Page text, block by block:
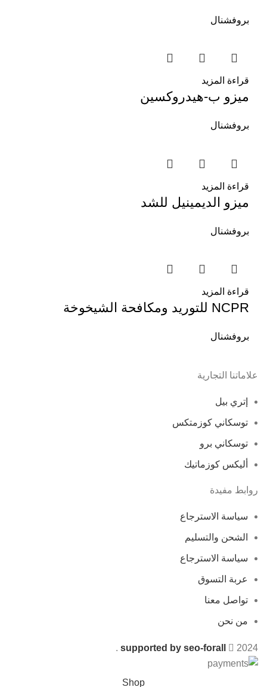
بروفشنال
قراءة المزيد
ميزو ب-هيدروكسين
بروفشنال
قراءة المزيد
ميزو الديمينيل للشد
بروفشنال
قراءة المزيد
NCPR للتوريد ومكافحة الشيخوخة
بروفشنال
علاماتنا التجارية
إتري بيل
توسكاني كوزمتكس
توسكاني برو
أليكس كوزماتيك
روابط مفيدة
سياسة الاسترجاع
الشحن والتسليم
سياسة الاسترجاع
عربة التسوق
تواصل معنا
من نحن
supported by seo-forall 2024
.
Shop